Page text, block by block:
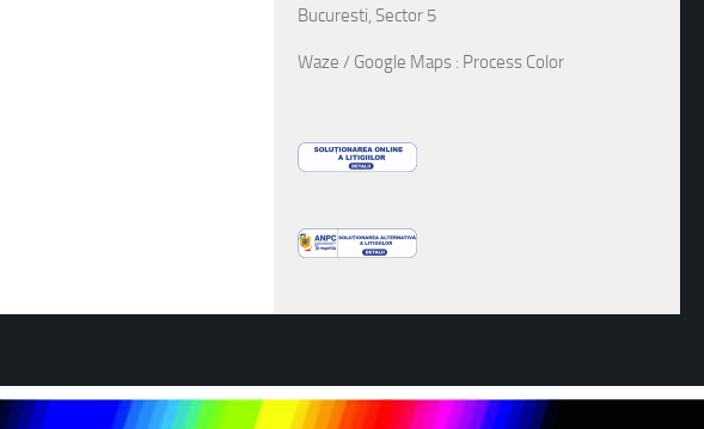
Bucuresti, Sector 5
Waze / Google Maps : Process Color